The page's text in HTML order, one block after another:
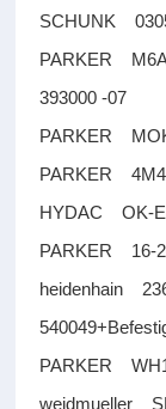
SCHUNK
PARKER
393000 -07
PARKER
PARKER
HYDAC OK-
PARKER 16-
heidenhain
PARKER
weidmueller